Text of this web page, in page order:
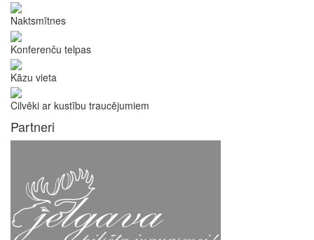
Naktsmītnes
Konferenču telpas
Kāzu vieta
Cilvēki ar kustību traucējumiem
Partneri